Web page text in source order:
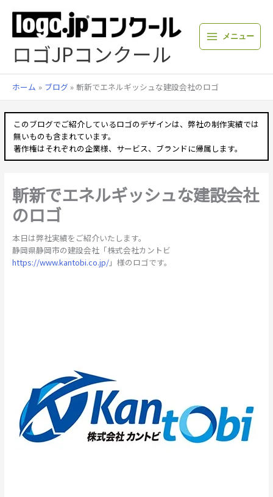
プ
ロゴJPコンクール
メニュー
ホーム ブログ 斬新でエネルギッシュな建設会社のロゴ
このブログでご紹介しているロゴのデザインは、弊社の制作実績では
無いものも含まれています。
著作権はそれぞれの企業様、サービス、ブランドに帰属します。
斬新でエネルギッシュな建設会社
のロゴ
本日は弊社実績をご紹介いたします。
静岡県静岡市の建設会社「株式会社カントビ
https://www.kantobi.co.jp/」様のロゴです。